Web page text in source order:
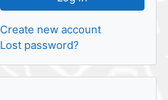
Create new account
Lost password?